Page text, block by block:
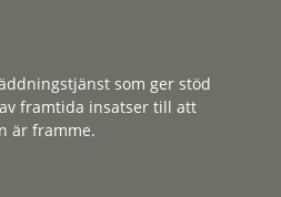
som ger stöd
framtida insatser till att
är framme.